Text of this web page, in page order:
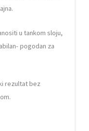
u tankom sloju,
pogodan za
rezultat bez